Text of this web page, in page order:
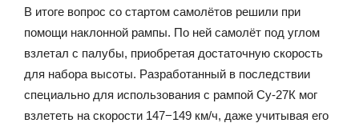
В итоге вопрос со стартом самолётов решили при
помощи наклонной рампы. По ней самолёт под углом
взлетал с палубы, приобретая достаточную скорость
для набора высоты. Разработанный в последствии
специально для использования с рампой Су-27К мог
взлететь на скорости 147−149 км/ч, даже учитывая его